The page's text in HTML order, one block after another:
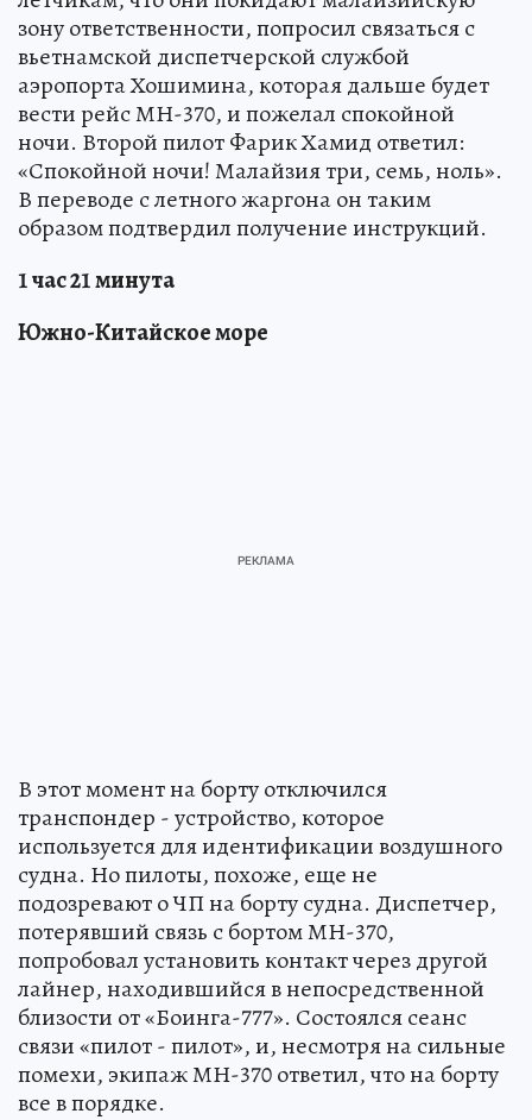
зону ответственности, попросил связаться с
вьетнамской диспетчерской службой
аэропорта Хошимина, которая дальше будет
вести рейс МН-370, и пожелал спокойной
ночи. Второй пилот Фарик Хамид ответил:
«Спокойной ночи! Малайзия три, семь, ноль».
В переводе с летного жаргона он таким
образом подтвердил получение инструкций.
1 час 21 минута
Южно-Китайское море
В этот момент на борту отключился
транспондер - устройство, которое
используется для идентификации воздушного
судна. Но пилоты, похоже, еще не
подозревают о ЧП на борту судна. Диспетчер,
потерявший связь с бортом МН-370,
попробовал установить контакт через другой
лайнер, находившийся в непосредственной
близости от «Боинга-777». Состоялся сеанс
связи «пилот - пилот», и, несмотря на сильные
помехи, экипаж МН-370 ответил, что на борту
все в порядке.